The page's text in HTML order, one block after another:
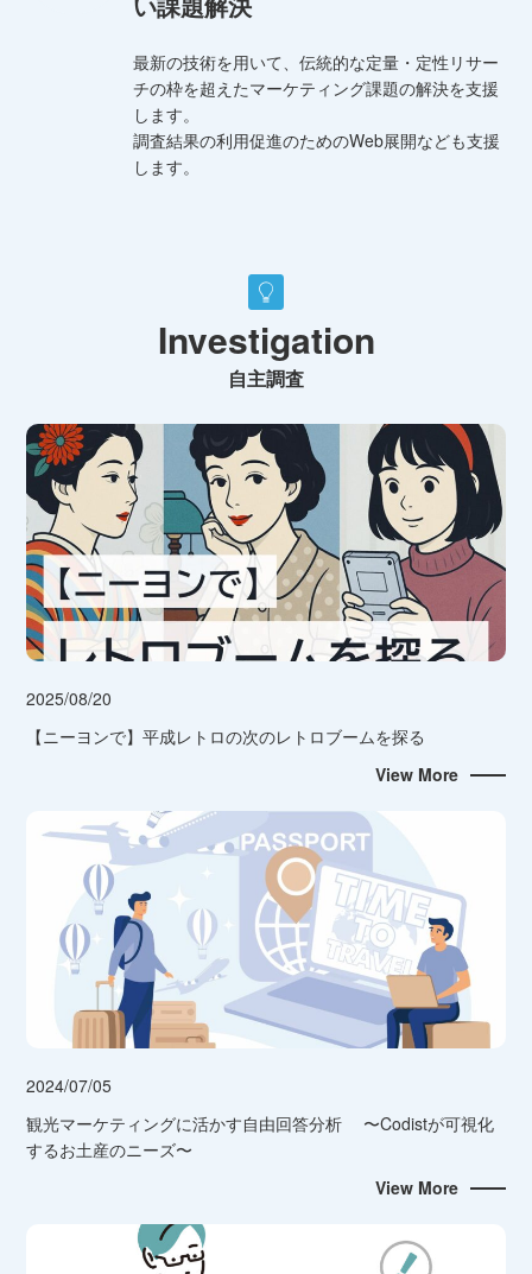
最新の技術を用いて、伝統的な定量・定性リサー
チの枠を超えたマーケティング課題の解決を支援
します。
調査結果の利用促進のためのWeb展開なども支援
します。
Investigation
自主調査
2025/08/20
【ニーヨンで】平成レトロの次のレトロブームを探る
View More
2024/07/05
観光マーケティングに活かす自由回答分析 〜Codistが可視化
するお土産のニーズ〜
View More